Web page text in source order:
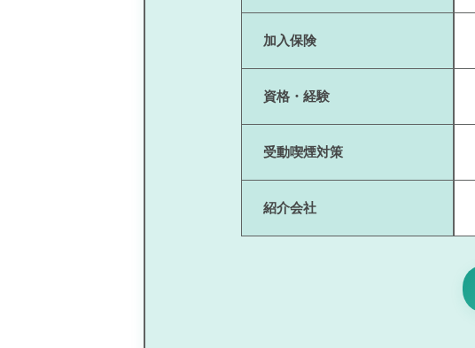
加入保険
資格・経験
受動喫煙対策
紹介会社